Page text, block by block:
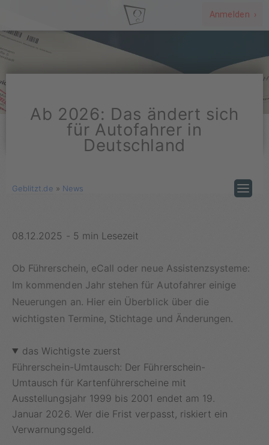
Anmelden ›
Ab 2026: Das ändert sich
für Autofahrer in
Deutschland
Geblitzt.de » News
08.12.2025 - 5 min Lesezeit
Ob Führerschein, eCall oder neue Assistenzsysteme:
Im kommenden Jahr stehen für Autofahrer einige
Neuerungen an. Hier ein Überblick über die
wichtigsten Termine, Stichtage und Änderungen.
das Wichtigste zuerst
Führerschein-Umtausch: Der Führerschein-
Umtausch für Kartenführerscheine mit
Ausstellungsjahr 1999 bis 2001 endet am 19.
Januar 2026. Wer die Frist verpasst, riskiert ein
Verwarnungsgeld.